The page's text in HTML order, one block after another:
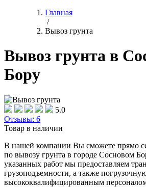
Главная
/
Вывоз грунта
Вывоз грунта в
Бору
5.0
Отзывы: 6
Товар в наличии
В нашей компании Вы сможете прямо
по вывозу грунта в городе Сосновом
указанных работ мы предоставляем
грузоподъемности, а также
высококвалифицированным